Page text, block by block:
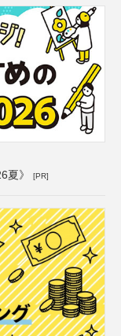
夏》 [PR]